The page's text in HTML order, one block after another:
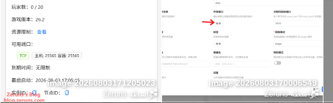
image 20260803171205023
بواسطةZeruns
image 20260803170006549
بواسطةZeruns